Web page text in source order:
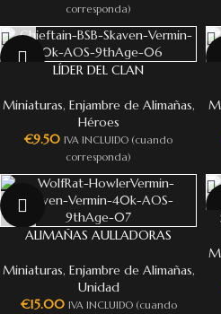
corresponda)
NEW
LÍDER DEL CLAN
Miniaturas, Enjambre de Alimañas,
Héroes
€9.50 IVA INCLUIDO (cuando
corresponda)
NEW
ALIMAÑAS AULLADORAS
Miniaturas, Enjambre de Alimañas,
Unidad
€15.00 IVA INCLUIDO (cuando